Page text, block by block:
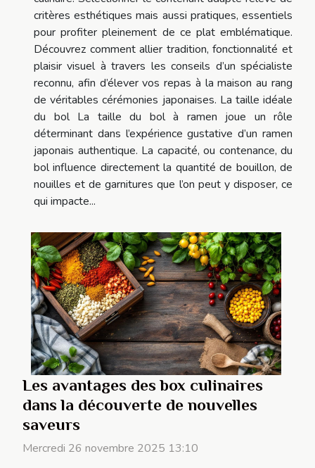
critères esthétiques mais aussi pratiques, essentiels
pour profiter pleinement de ce plat emblématique.
Découvrez comment allier tradition, fonctionnalité et
plaisir visuel à travers les conseils d’un spécialiste
reconnu, afin d’élever vos repas à la maison au rang
de véritables cérémonies japonaises. La taille idéale
du bol La taille du bol à ramen joue un rôle
déterminant dans l’expérience gustative d’un ramen
japonais authentique. La capacité, ou contenance, du
bol influence directement la quantité de bouillon, de
nouilles et de garnitures que l’on peut y disposer, ce
qui impacte...
Les avantages des box culinaires
dans la découverte de nouvelles
saveurs
Mercredi 26 novembre 2025 13:10